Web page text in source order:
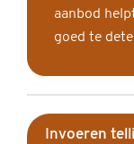
aanbod
goed te
Invoeren